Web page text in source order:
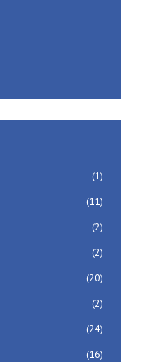
(1)
(11)
(2)
(2)
(20)
(2)
(24)
(16)